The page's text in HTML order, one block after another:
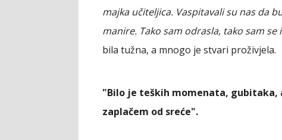
majka učiteljica. Vaspitavali su nas da
manire. Tako sam odrasla, tako sam se
bila tužna, a mnogo je stvari proživjela.
"Bilo je teških momenata, gubitaka,
zaplačem od sreće".